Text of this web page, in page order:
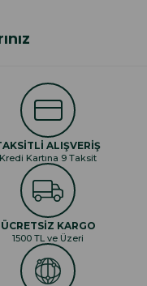
ALIŞVERİŞ
Kredi Kartına 9 Taksit
ÜCRETSİZ KARGO
1500 TL ve Üzeri